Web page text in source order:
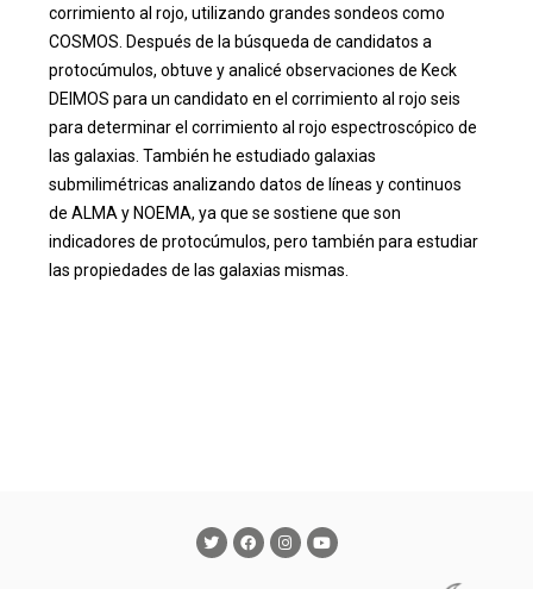
corrimiento al rojo, utilizando grandes sondeos como
COSMOS. Después de la búsqueda de candidatos a
protocúmulos, obtuve y analicé observaciones de Keck
DEIMOS para un candidato en el corrimiento al rojo seis
para determinar el corrimiento al rojo espectroscópico de
las galaxias. También he estudiado galaxias
submilimétricas analizando datos de líneas y continuos
de ALMA y NOEMA, ya que se sostiene que son
indicadores de protocúmulos, pero también para estudiar
las propiedades de las galaxias mismas.